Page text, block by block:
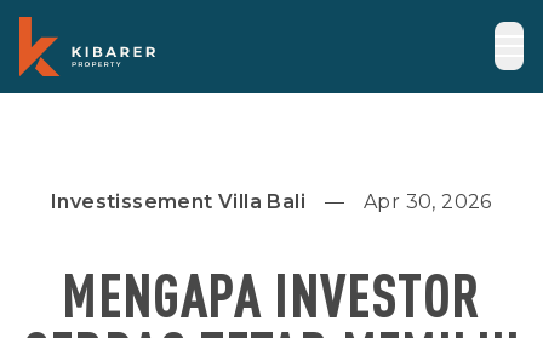
Investissement Villa Bali Apr 30, 2026
MENGAPA INVESTOR